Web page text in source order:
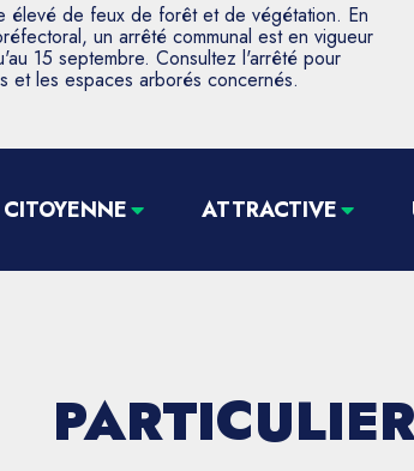
élevé de feux de forêt et de végétation. En
un arrêté communal est en vigueur
15 septembre. Consultez l'arrêté pour
et les espaces arborés concernés.
CITOYENNE ATTRACTIVE